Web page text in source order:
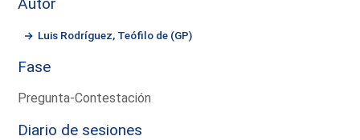
Luis Rodríguez, Teófilo de (GP)
Fase
Pregunta-Contestación
Diario de sesiones